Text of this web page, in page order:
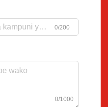
0/200
0/1000